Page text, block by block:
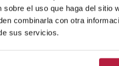
el uso que haga del sitio
combinarla con otra
sus servicios.
tocava la trompeta com Harry
Jones no ho deia només
absolutes per a la llavors
com Milton Nascimento,